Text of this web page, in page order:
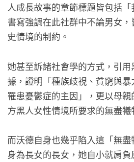
人成長故事的章節標題皆包括
書寫強調在此社群中不論男女
史情境的制約。
她甚至訴諸社會學的方式，引
據，證明「種族歧視、貧窮與
罹患憂鬱症的主因」，更以母
方黑人女性情境所要求的無盡犧
而沃德自身也幾乎陷入這「無盡
身為長女的長女，她自小就肩